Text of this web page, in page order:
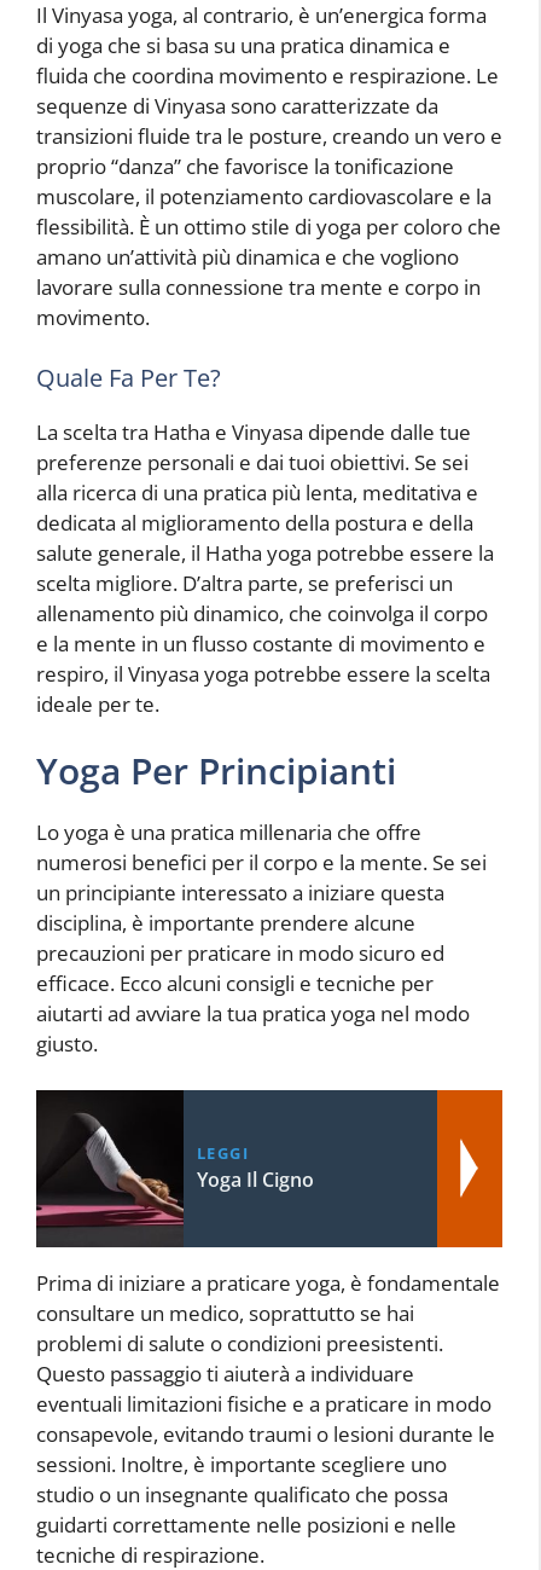
Il Vinyasa yoga, al contrario, è un’energica forma
di yoga che si basa su una pratica dinamica e
fluida che coordina movimento e respirazione. Le
sequenze di Vinyasa sono caratterizzate da
transizioni fluide tra le posture, creando un vero e
proprio “danza” che favorisce la tonificazione
muscolare, il potenziamento cardiovascolare e la
flessibilità. È un ottimo stile di yoga per coloro che
amano un’attività più dinamica e che vogliono
lavorare sulla connessione tra mente e corpo in
movimento.
Quale Fa Per Te?
La scelta tra Hatha e Vinyasa dipende dalle tue
preferenze personali e dai tuoi obiettivi. Se sei
alla ricerca di una pratica più lenta, meditativa e
dedicata al miglioramento della postura e della
salute generale, il Hatha yoga potrebbe essere la
scelta migliore. D’altra parte, se preferisci un
allenamento più dinamico, che coinvolga il corpo
e la mente in un flusso costante di movimento e
respiro, il Vinyasa yoga potrebbe essere la scelta
ideale per te.
Yoga Per Principianti
Lo yoga è una pratica millenaria che offre
numerosi benefici per il corpo e la mente. Se sei
un principiante interessato a iniziare questa
disciplina, è importante prendere alcune
precauzioni per praticare in modo sicuro ed
efficace. Ecco alcuni consigli e tecniche per
aiutarti ad avviare la tua pratica yoga nel modo
giusto.
LEGGI
Yoga Il Cigno
Prima di iniziare a praticare yoga, è fondamentale
consultare un medico, soprattutto se hai
problemi di salute o condizioni preesistenti.
Questo passaggio ti aiuterà a individuare
eventuali limitazioni fisiche e a praticare in modo
consapevole, evitando traumi o lesioni durante le
sessioni. Inoltre, è importante scegliere uno
studio o un insegnante qualificato che possa
guidarti correttamente nelle posizioni e nelle
tecniche di respirazione.